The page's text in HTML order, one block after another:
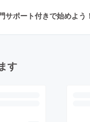
サポート付きで始めよう！
す